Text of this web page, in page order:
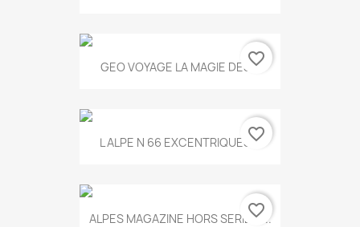
GEO VOYAGE LA MAGIE DES...
favorite_border
L ALPE N 66 EXCENTRIQUES...
favorite_border
ALPES MAGAZINE HORS SERIE N...
favorite_border